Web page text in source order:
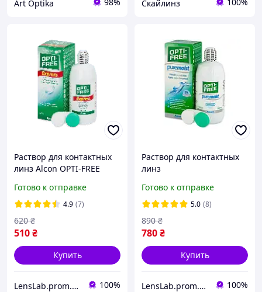
Art Optika Скайлинз
Раствор для контактных
линз Alcon OPTI-FREE
Готово к отправке
4.9 (7)
510₴
620 ₴
Купить
LensLab.prom.ua 100%
Раствор для контактных
линз
Alcon OPTI-FREE Pure
Moist 300 мл
Готово к отправке
5.0 (8)
780₴
890 ₴
Купить
LensLab.prom.ua 100%